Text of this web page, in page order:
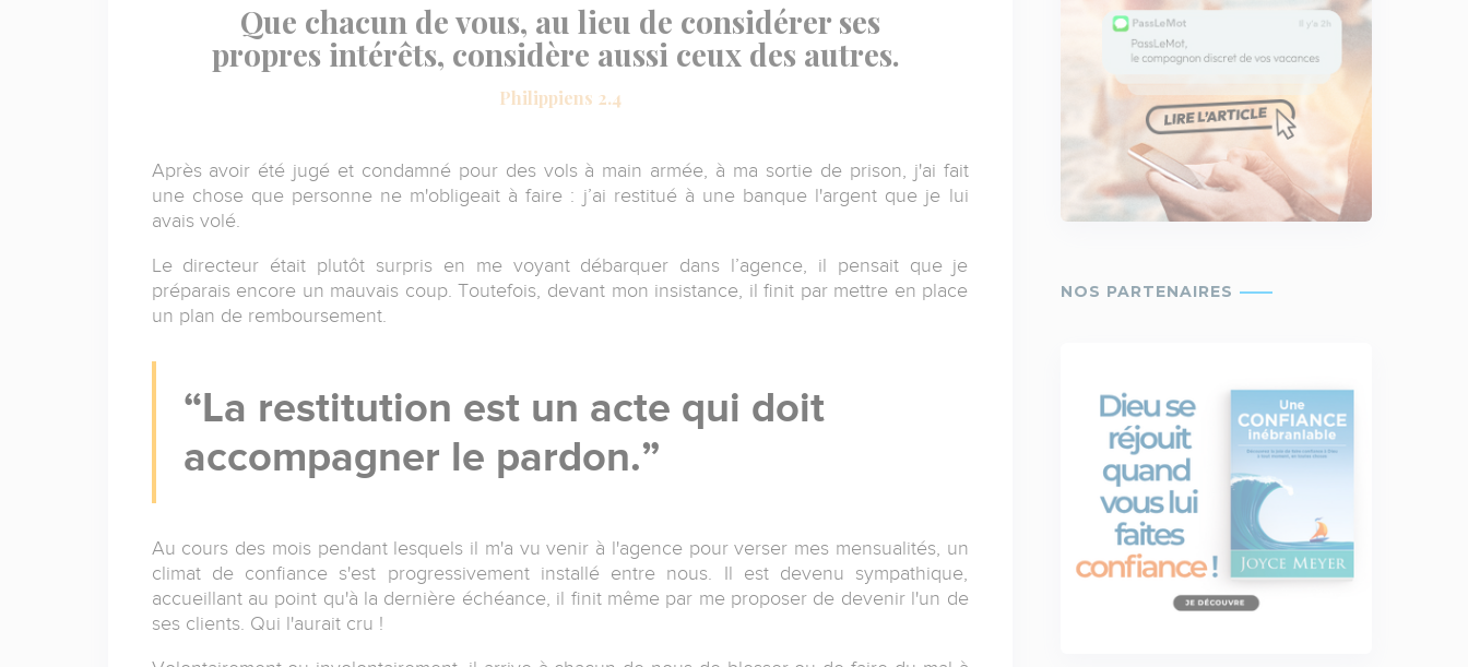
Que chacun de vous, au lieu de considérer ses
propres intérêts, considère aussi ceux des autres.
Philippiens 2.4
Après avoir été jugé et condamné pour des vols à main armée, à ma sortie de prison, j'ai fait
une chose que personne ne m'obligeait à faire : j’ai restitué à une banque l'argent que je lui
avais volé.
Le directeur était plutôt surpris en me voyant débarquer dans l’agence, il pensait que je
préparais encore un mauvais coup. Toutefois, devant mon insistance, il finit par mettre en place
un plan de remboursement.
La restitution est un acte qui doit
accompagner le pardon.
Au cours des mois pendant lesquels il m'a vu venir à l'agence pour verser mes mensualités, un
climat de confiance s'est progressivement installé entre nous. Il est devenu sympathique,
accueillant au point qu'à la dernière échéance, il finit même par me proposer de devenir l'un de
ses clients. Qui l'aurait cru !